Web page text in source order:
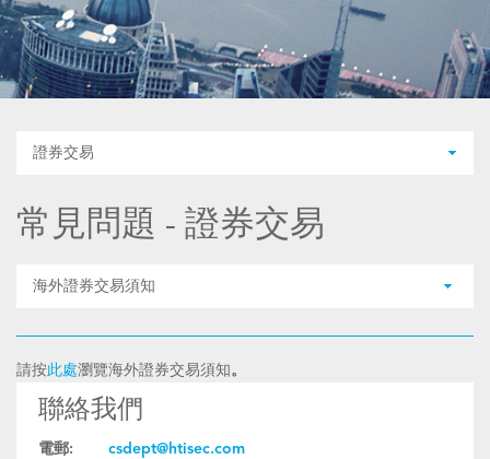
證券交易
常見問題 - 證券交易
海外證券交易須知
請按此處瀏覽海外證券交易須知。
聯絡我們
電郵:
csdept@htisec.com